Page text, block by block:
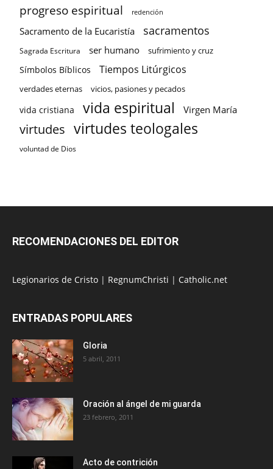
progreso espiritual redención
Sacramento de la Eucaristía sacramentos
Sagrada Escritura ser humano sufrimiento y cruz
Símbolos Bíblicos Tiempos Litúrgicos
verdades eternas vicios, pasiones y pecados
vida cristiana vida espiritual Virgen María
virtudes virtudes teologales
voluntad de Dios
RECOMENDACIONES DEL EDITOR
Legionarios de Cristo | RegnumChristi | Catholic.net
ENTRADAS POPULARES
Gloria
5 abril, 2011
Oración al ángel de mi guarda
23 febrero, 2011
Acto de contrición